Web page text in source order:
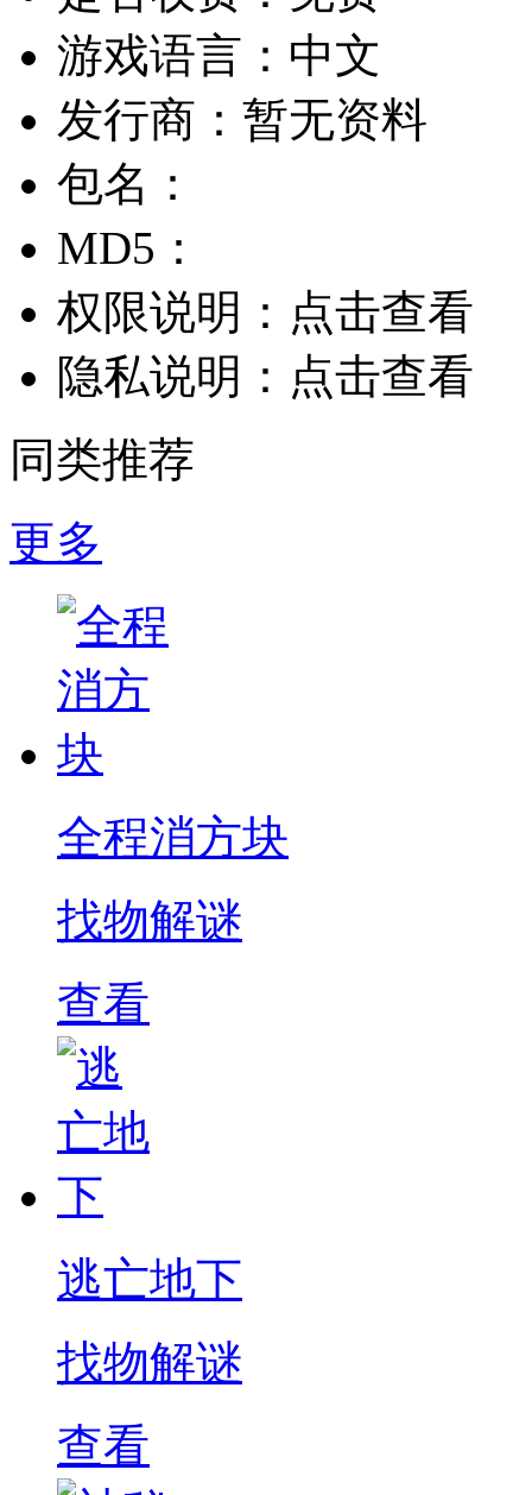
游戏语言： 中文
发行商： 暂无资料
包名：
MD5：
权限说明： 点击查看
隐私说明： 点击查看
同类推荐
更多
全程消方块
找物解谜
查看
逃亡地下
找物解谜
查看